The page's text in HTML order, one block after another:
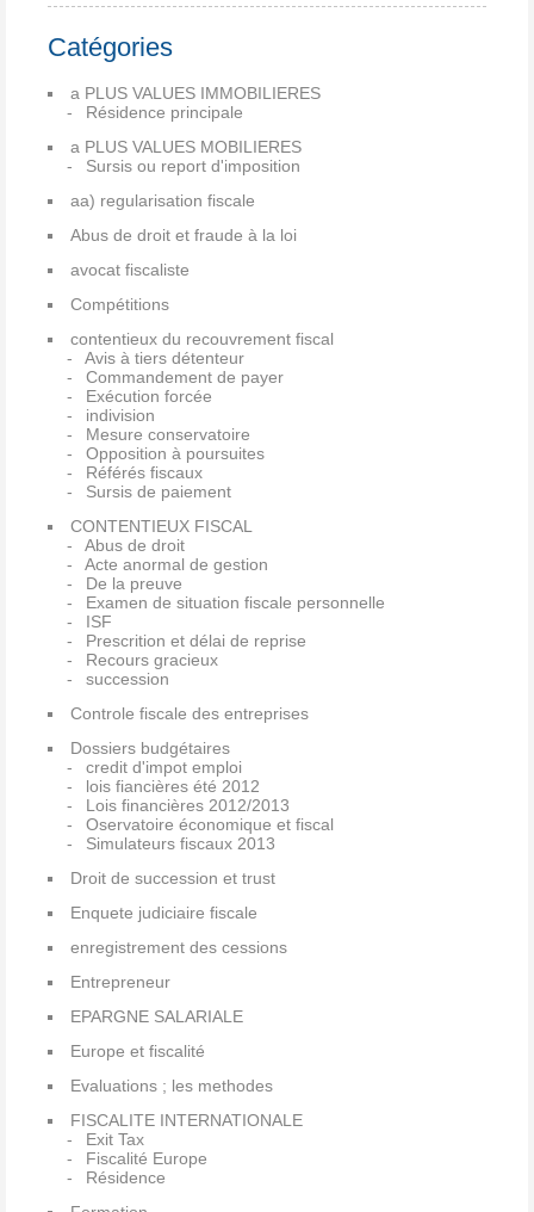
Catégories
a PLUS VALUES IMMOBILIERES
Résidence principale
a PLUS VALUES MOBILIERES
Sursis ou report d'imposition
aa) regularisation fiscale
Abus de droit et fraude à la loi
avocat fiscaliste
Compétitions
contentieux du recouvrement fiscal
Avis à tiers détenteur
Commandement de payer
Exécution forcée
indivision
Mesure conservatoire
Opposition à poursuites
Référés fiscaux
Sursis de paiement
CONTENTIEUX FISCAL
Abus de droit
Acte anormal de gestion
De la preuve
Examen de situation fiscale personnelle
ISF
Prescrition et délai de reprise
Recours gracieux
succession
Controle fiscale des entreprises
Dossiers budgétaires
credit d'impot emploi
lois fiancières été 2012
Lois financières 2012/2013
Oservatoire économique et fiscal
Simulateurs fiscaux 2013
Droit de succession et trust
Enquete judiciaire fiscale
enregistrement des cessions
Entrepreneur
EPARGNE SALARIALE
Europe et fiscalité
Evaluations ; les methodes
FISCALITE INTERNATIONALE
Exit Tax
Fiscalité Europe
Résidence